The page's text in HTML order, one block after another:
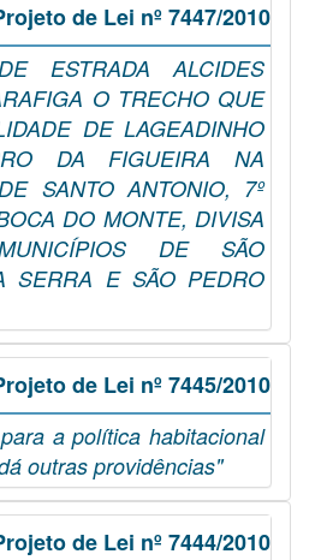
de Lei nº 7447/2010
ESTRADA ALCIDES
O TRECHO QUE
DE LAGEADINHO
DA FIGUEIRA NA
SANTO ANTONIO, 7º
DO MONTE, DIVISA
DE SÃO
SERRA E SÃO PEDRO
de Lei nº 7445/2010
a política habitacional
outras providências"
de Lei nº 7444/2010